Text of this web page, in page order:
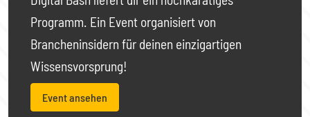
Programm. Ein Event organisiert von
Brancheninsidern für deinen einzigartigen
Wissensvorsprung!
Event ansehen